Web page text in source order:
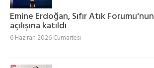
Emine Erdoğan, Sıfır Atık Forumu'nun
açılışına katıldı
6 Haziran 2026 Cumartesi